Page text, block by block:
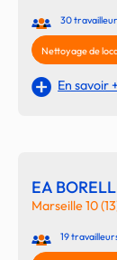
30
Nettoyage de
En savoir +
EA
Marseille 10
19